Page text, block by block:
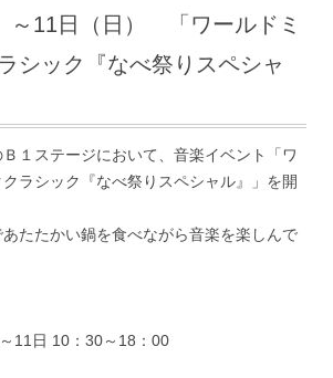
～11日（日） 「ワールドミ
シック『なべ祭りスペシャ
１ステージにおいて、音楽イベント「ワ
ラシック『なべ祭りスペシャル』」を開
たたかい鍋を食べながら音楽を楽しんで
11日 10：30～18：00